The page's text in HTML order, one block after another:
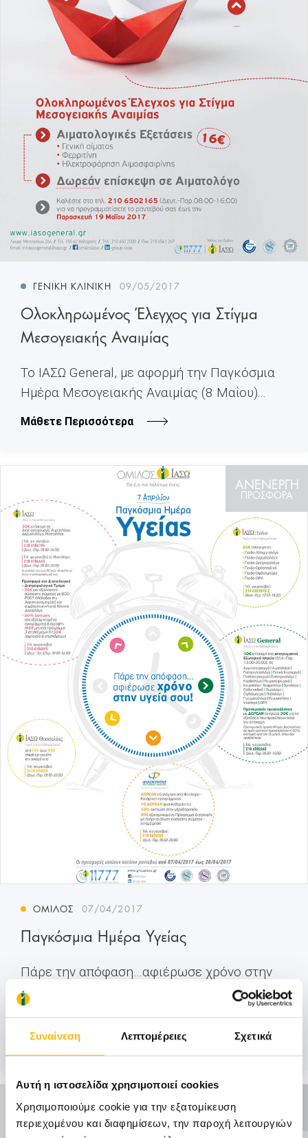
Συναίνεση Λεπτομέρειες Σχετικά
Αυτή η ιστοσελίδα χρησιμοποιεί cookies
Χρησιμοποιούμε cookie για την εξατομίκευση
περιεχομένου και διαφημίσεων, την παροχή λειτουργιών
ΓΕΝΙΚΉ ΚΛΙΝΙΚΉ 09/05/2017
Ολοκληρωμένος Έλεγχος για Στίγμα
Μεσογειακής Αναιμίας
Το ΙΑΣΩ General, με αφορμή την Παγκόσμια
Ημέρα Μεσογειακής Αναιμίας (8 Μαΐου)...
Μάθετε Περισσότερα
ΑΝΕΝΕΡΓΗ
ΠΡΟΣΦΟΡΑ
ΌΜΙΛΟΣ 07/04/2017
Παγκόσμια Ημέρα Υγείας
Πάρε την απόφαση…αφιέρωσε χρόνο στην
υγεία σου!Με το μήνυμα «Πάρε την
Μάθετε Περισσότερα
ΑΝΕΝΕΡΓΗ